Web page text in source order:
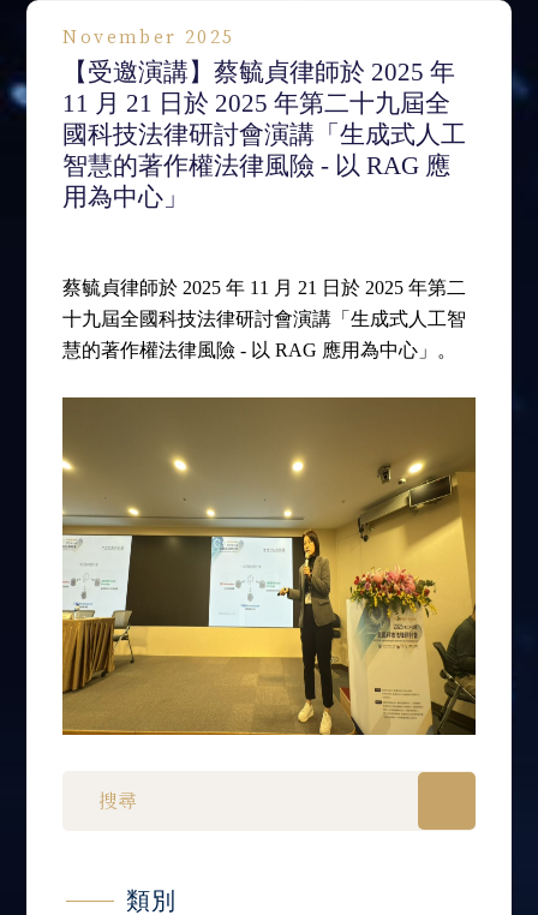
November 2025
【受邀演講】蔡毓貞律師於 2025 年
11 月 21 日於 2025 年第二十九屆全
國科技法律研討會演講「生成式人工
智慧的著作權法律風險 - 以 RAG 應
用為中心」
蔡毓貞律師於 2025 年 11 月 21 日於 2025 年第二
十九屆全國科技法律研討會演講「生成式人工智
慧的著作權法律風險 - 以 RAG 應用為中心」。
類別